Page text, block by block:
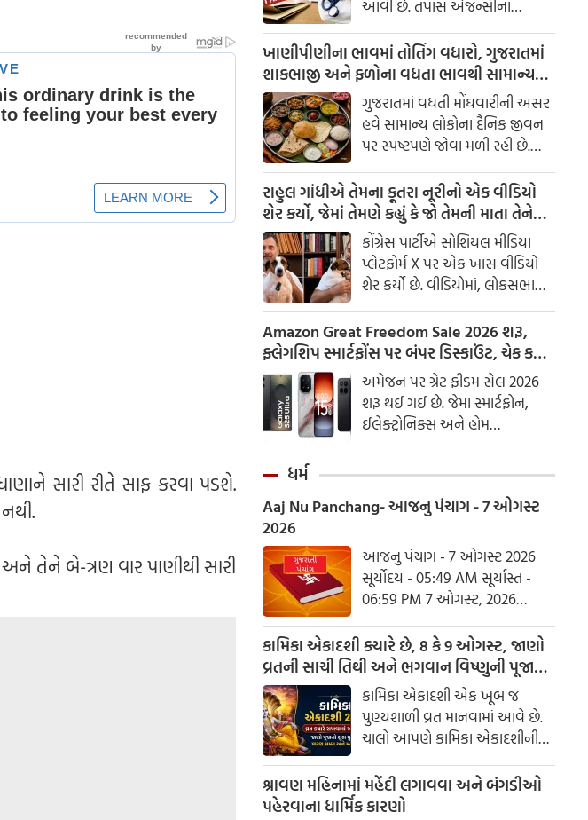
સારી રીતે સાફ કરવા પડશે.
તેને બે-ત્રણ વાર પાણીથી સારી
આવી છે. તપાસ એજન્સીના
જણાવ્યા મુજબ, પરીક્ષાના લગભગ
ત્રણ દિવસ પહેલાં જ NEETના પ્રશ્નો
કેટલાક વિદ્યાર્થીઓ સુધી પહોંચાડી
દેવામાં આવ્યા હતા. આ માટે એક
સંગઠિત નેટવર્ક દ્વારા સમગ્ર ઘટનાને
અંજામ આપવામાં આવ્યો હોવાનો
તપાસમાં ખુલાસો થયો છે.
ખાણીપીણીના ભાવમાં તોતિંગ વધારો, ગુજરાતમાં
શાકભાજી અને ફળોના વધતા ભાવથી સામાન્ય
લોકો પર મોંઘવારીનો મારગુજરાતમાં વધતી મોંઘવારીની અસર
હવે સામાન્ય લોકોના દૈનિક જીવન
પર સ્પષ્ટપણે જોવા મળી રહી છે.
ખાસ કરીને શાકભાજી અને ફળોના
ભાવમાં વધારો થતાં ઘરનું બજેટ
ખોરવાઈ રહ્યું છે. રોજિંદા ભોજનમાં
ઉપયોગમાં આવતી વસ્તુઓ મોંઘી
બનતાં મધ્યમવર્ગીય અને સામાન્ય
પરિવારો માટે ઘરખર્ચનું સંચાલન
મુશ્કેલ બની રહ્યું છે.
રાહુલ ગાંધીએ તેમના કૂતરા નૂરીનો એક વીડિયો
શેર કર્યો, જેમાં તેમણે કહ્યું કે જો તેમની માતા તેને
જોશે તો તે નારાજ થશે, પણ તેઓ સંભાળી લેશે.
કોંગ્રેસ પાર્ટીએ સોશિયલ મીડિયા
પ્લેટફોર્મ X પર એક ખાસ વીડિયો
શેર કર્યો છે. વીડિયોમાં, લોકસભામાં
વિપક્ષના નેતા રાહુલ ગાંધી તેમની
માતા સોનિયા ગાંધીના પાલતુ કૂતરા,
નૂરી સાથે સમય વિતાવતા જોવા મળે
છે. વીડિયો દ્વારા, કોંગ્રેસ પાર્ટીએ
લોકોને મૂંગા પ્રાણીઓ પ્રત્યે પ્રેમ,
આદર અને કરુણા દર્શાવવાની
અપીલ કરી છે.
Amazon Great Freedom Sale 2026 શરૂ,
ફ્લેગશિપ સ્માર્ટફોંસ પર બંપર ડિસ્કાઉંટ, ચેક કરો
ઓફર
અમેજન પર ગ્રેટ ફીડમ સેલ 2026
શરૂ થઈ ગઈ છે. જેમા સ્માર્ટફોન,
ઈલેક્ટ્રોનિક્સ અને હોમ
ધર્મ
Aaj Nu Panchang- આજનુ પંચાગ - 7 ઓગસ્ટ
2026
આજનુ પંચાગ - 7 ઓગસ્ટ 2026
સૂર્યોદય - 05:49 AM સૂર્યાસ્ત -
06:59 PM 7 ઓગસ્ટ, 2026
શુક્રવાર આષાઢ વદ નોમ - વિક્રમ
સંવત 2082
કામિકા એકાદશી ક્યારે છે, 8 કે 9 ઓગસ્ટ, જાણો
વ્રતની સાચી તિથી અને ભગવાન વિષ્ણુની પૂજાનું
શુભ મુહૂર્ત
કામિકા એકાદશી એક ખૂબ જ
પુણ્યશાળી વ્રત માનવામાં આવે છે.
ચાલો આપણે કામિકા એકાદશીની
ચોક્કસ તારીખ અને આ દિવસે પૂજા
કરવાનો શુભ સમય જાણીએ.
શ્રાવણ મહિનામાં મહેંદી લગાવવા અને બંગડીઓ
પહેરવાના ધાર્મિક કારણો